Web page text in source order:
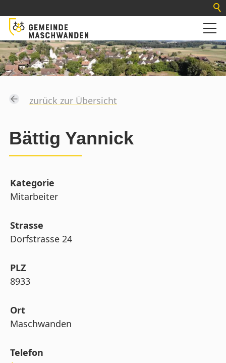
zurück zur Übersicht
Bättig Yannick
Kategorie
Mitarbeiter
Strasse
Dorfstrasse 24
PLZ
8933
Ort
Maschwanden
Telefon